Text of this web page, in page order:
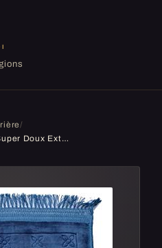
/
Tapis de prière Musulmane, Super Doux Extra épais Taille XXL 70x110cm très Confortable, Unis Couleur (Bleu Turquoise)